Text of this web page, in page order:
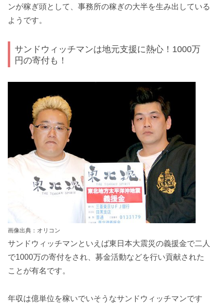
ンが稼ぎ頭として、事務所の稼ぎの大半を生み出している
ようです。
サンドウィッチマンは地元支援に熱心！1000万
円の寄付も！
画像出典：オリコン
サンドウィッチマンといえば東日本大震災の義援金で二人
で1000万の寄付をされ、募金活動などを行い貢献された
ことが有名です。
年収は億単位を稼いでいそうなサンドウィッチマンです